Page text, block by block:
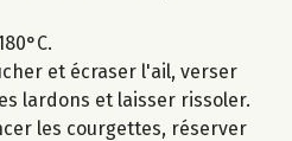
et écraser l'ail, verser
lardons et laisser rissoler.
les courgettes, réserver